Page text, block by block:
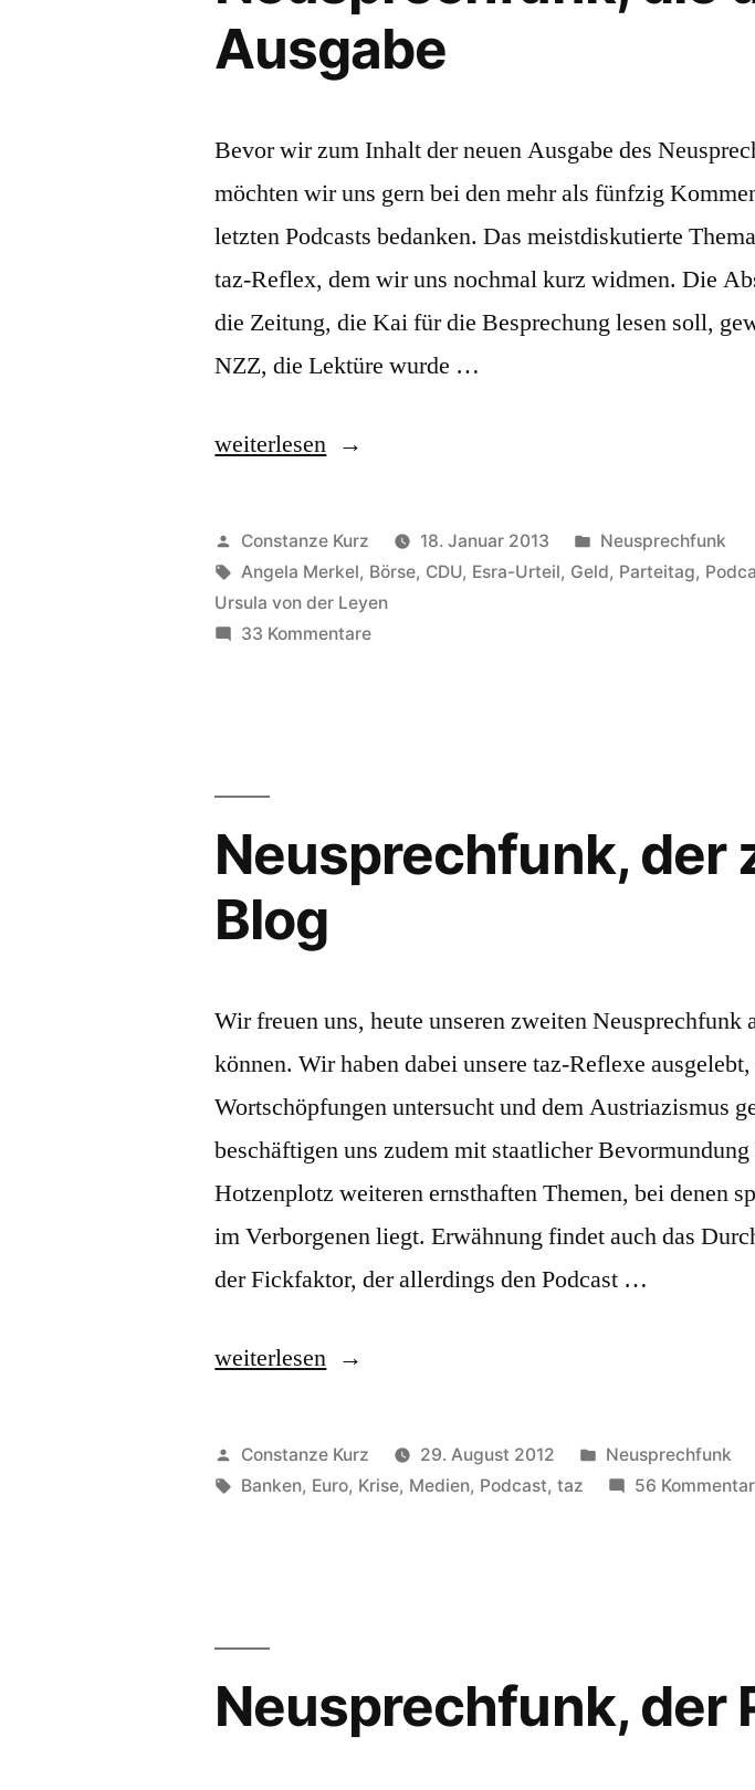
Ausgabe
Bevor wir zum Inhalt der neuen Ausgabe des
möchten wir uns gern bei den mehr als fünfzig
letzten Podcasts bedanken. Das meistdiskutierte
taz-Reflex, dem wir uns nochmal kurz widmen. Die
die Zeitung, die Kai für die Besprechung lesen soll,
NZZ, die Lektüre wurde …
„Neusprechfunk,
ungefähr
dritte
Ausgabe“
weiterlesen
Veröffentlicht
von
Constanze Kurz 18. Januar 2013
Veröffentlicht
in
Neusprechfunk
Schlagwörter:
Angela Merkel, Börse, CDU, Esra-Urteil, Geld, Parteitag,
Ursula von der Leyen
33 Kommentarezu
Neusprechfunk, der
Blog
Wir freuen uns, heute unseren zweiten Neusprechfunk
können. Wir haben dabei unsere taz-Reflexe
Wortschöpfungen untersucht und dem Austriazismus
beschäftigen uns zudem mit staatlicher
Hotzenplotz weiteren ernsthaften Themen, bei denen
im Verborgenen liegt. Erwähnung findet auch das
der Fickfaktor, der allerdings den Podcast …
„Neusprechfunk,
zweite
Podcast
weiterlesen
Veröffentlicht
von
Constanze Kurz 29. August 2012
Veröffentlicht
in
Neusprechfunk
Schlagwörter:
Banken, Euro, Krise, Medien, Podcast,taz 56
Neusprechfunk, der